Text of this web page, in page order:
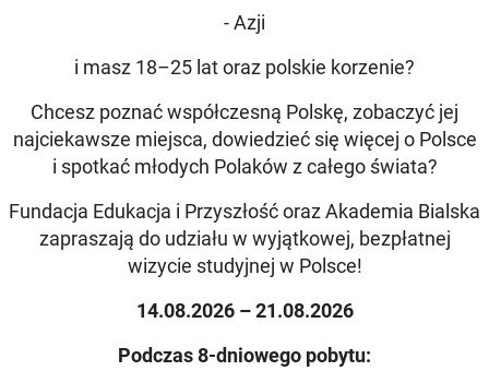
- Azji
i masz 18–25 lat oraz polskie korzenie?
Chcesz poznać współczesną Polskę, zobaczyć jej
najciekawsze miejsca, dowiedzieć się więcej o Polsce
i spotkać młodych Polaków z całego świata?
Fundacja Edukacja i Przyszłość oraz Akademia Bialska
zapraszają do udziału w wyjątkowej, bezpłatnej
wizycie studyjnej w Polsce!
14.08.2026 – 21.08.2026
Podczas 8-dniowego pobytu: